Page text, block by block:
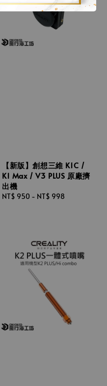
【新版】創想三維 K1C /
K1 Max / V3 PLUS 原廠擠
出機
Regular
NT$ 950 - NT$ 998